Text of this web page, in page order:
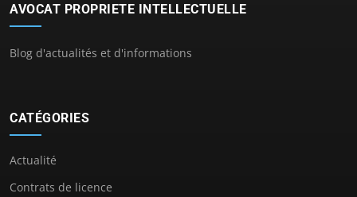
AVOCAT PROPRIETE INTELLECTUELLE
Blog d'actualités et d'informations
CATÉGORIES
Actualité
Contrats de licence